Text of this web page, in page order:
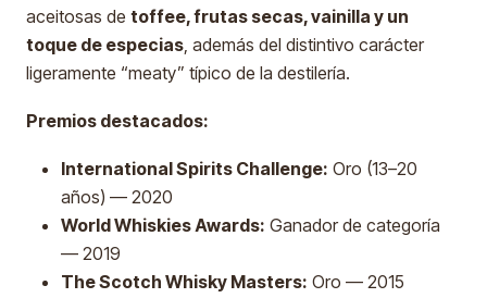
aceitosas de toffee, frutas secas, vainilla y un
toque de especias, además del distintivo carácter
ligeramente “meaty” típico de la destilería.
Premios destacados:
International Spirits Challenge: Oro (13–20
años) — 2020
World Whiskies Awards: Ganador de categoría
— 2019
The Scotch Whisky Masters: Oro — 2015